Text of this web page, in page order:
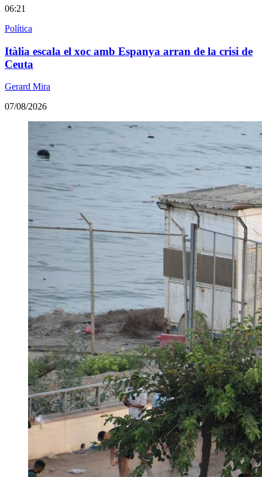
06:21
Política
Itàlia escala el xoc amb Espanya arran de la crisi de
Ceuta
Gerard Mira
07/08/2026